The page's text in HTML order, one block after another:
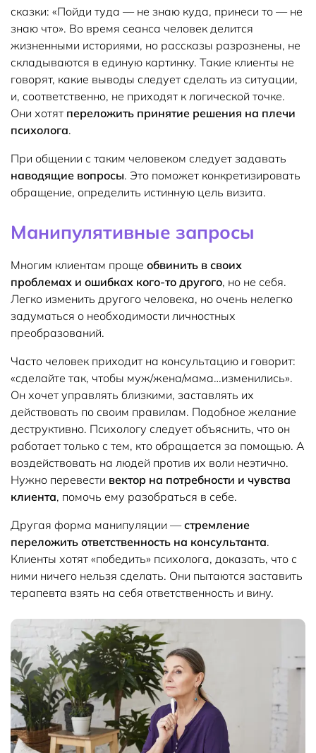
сказки: «Пойди туда — не знаю куда, принеси то — не
знаю что». Во время сеанса человек делится
жизненными историями, но рассказы разрознены, не
складываются в единую картинку. Такие клиенты не
говорят, какие выводы следует сделать из ситуации,
и, соответственно, не приходят к логической точке.
Они хотят переложить принятие решения на плечи
психолога.
При общении с таким человеком следует задавать
наводящие вопросы. Это поможет конкретизировать
обращение, определить истинную цель визита.
Манипулятивные запросы
Многим клиентам проще обвинить в своих
проблемах и ошибках кого-то другого, но не себя.
Легко изменить другого человека, но очень нелегко
задуматься о необходимости личностных
преобразований.
Часто человек приходит на консультацию и говорит:
«сделайте так, чтобы муж/жена/мама…изменились».
Он хочет управлять близкими, заставлять их
действовать по своим правилам. Подобное желание
деструктивно. Психологу следует объяснить, что он
работает только с тем, кто обращается за помощью. А
воздействовать на людей против их воли неэтично.
Нужно перевести вектор на потребности и чувства
клиента, помочь ему разобраться в себе.
Другая форма манипуляции —стремление
переложить ответственность на консультанта.
Клиенты хотят «победить» психолога, доказать, что с
ними ничего нельзя сделать. Они пытаются заставить
терапевта взять на себя ответственность и вину.